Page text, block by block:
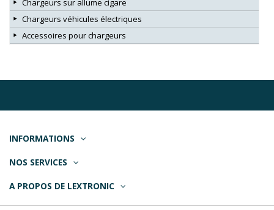
Chargeurs sur allume cigare
Chargeurs véhicules électriques
Accessoires pour chargeurs
INFORMATIONS
NOS SERVICES
A PROPOS DE LEXTRONIC